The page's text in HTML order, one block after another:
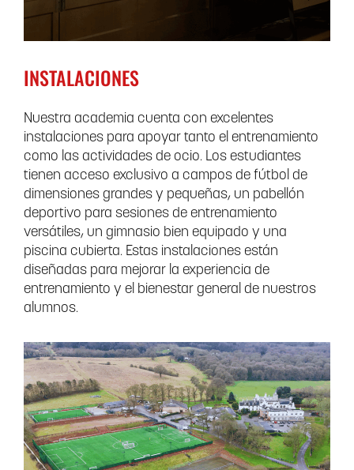
INSTALACIONES
Nuestra academia cuenta con excelentes
instalaciones para apoyar tanto el entrenamiento
como las actividades de ocio. Los estudiantes
tienen acceso exclusivo a campos de fútbol de
dimensiones grandes y pequeñas, un pabellón
deportivo para sesiones de entrenamiento
versátiles, un gimnasio bien equipado y una
piscina cubierta. Estas instalaciones están
diseñadas para mejorar la experiencia de
entrenamiento y el bienestar general de nuestros
alumnos.